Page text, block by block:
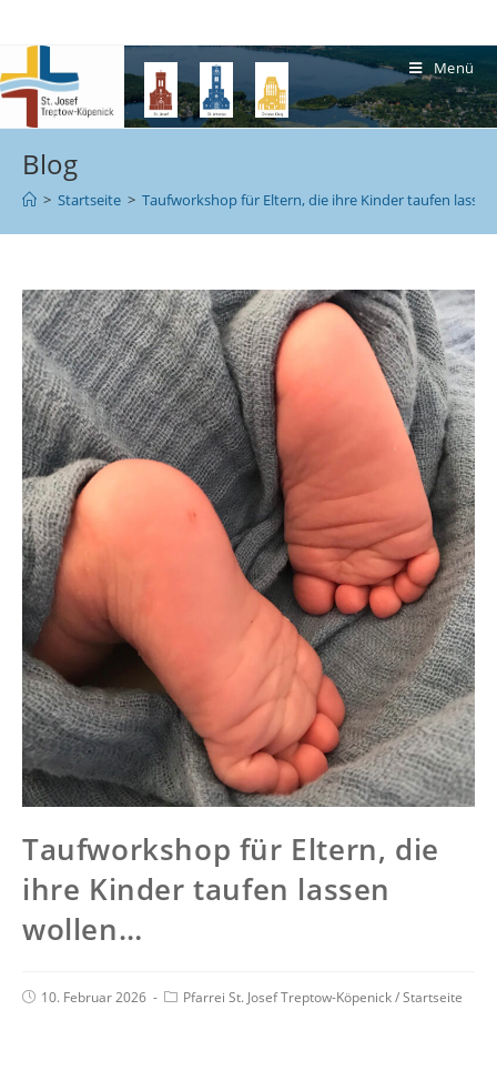
Menü
Blog
> Startseite > Taufworkshop für Eltern, die ihre Kinder taufen
Taufworkshop für Eltern, die
ihre Kinder taufen lassen
wollen…
10. Februar 2026 Pfarrei St. Josef Treptow-Köpenick/Startseite